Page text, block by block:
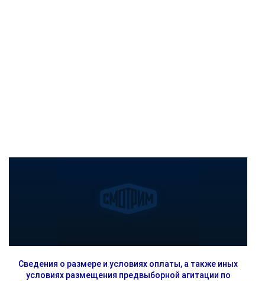
Сведения о размере и условиях оплаты, а также иных
условиях размещения предвыборной агитации по